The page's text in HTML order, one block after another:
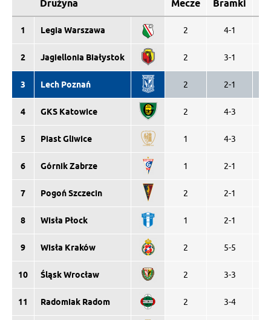
Drużyna Mecze Bramki
1 Legia Warszawa 2 4-1
2 Jagiellonia Białystok 2 3-1
3 Lech Poznań 2 2-1
4 GKS Katowice 2 4-3
5 Piast Gliwice 1 4-3
6 Górnik Zabrze 1 2-1
7 Pogoń Szczecin 2 2-1
8 Wisła Płock 1 2-1
9 Wisła Kraków 2 5-5
10 Śląsk Wrocław 2 3-3
11 Radomiak Radom 2 3-4